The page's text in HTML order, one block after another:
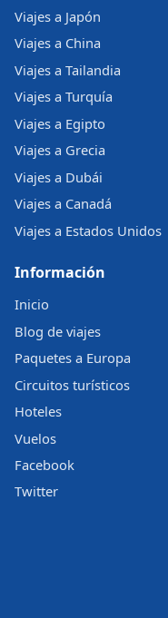
Viajes a Japón
Viajes a China
Viajes a Tailandia
Viajes a Turquía
Viajes a Egipto
Viajes a Grecia
Viajes a Dubái
Viajes a Canadá
Viajes a Estados Unidos
Información
Inicio
Blog de viajes
Paquetes a Europa
Circuitos turísticos
Hoteles
Vuelos
Facebook
Twitter